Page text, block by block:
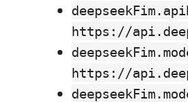
https://
https://